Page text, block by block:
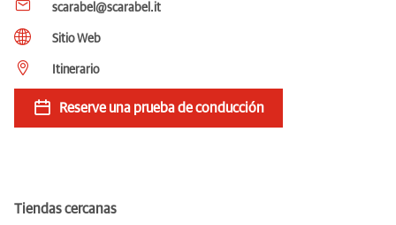
scarabel@scarabel.it
Sitio Web
Itinerario
Reserve una prueba de conducción
Tiendas cercanas